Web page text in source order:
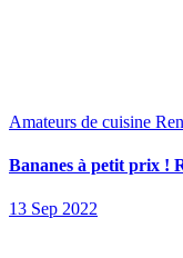
Amateurs de cuisine
Bananes à petit prix !
13 Sep 2022